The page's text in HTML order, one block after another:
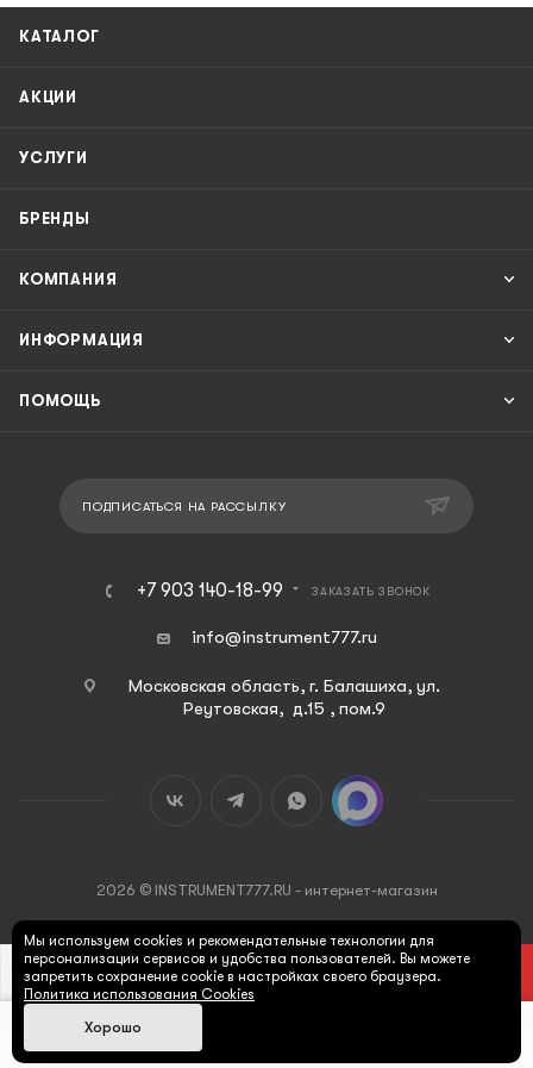
В КОРЗИНУ
КАТАЛОГ
АКЦИИ
УСЛУГИ
БРЕНДЫ
КОМПАНИЯ
ИНФОРМАЦИЯ
ПОМОЩЬ
ПОДПИСАТЬСЯ НА РАССЫЛКУ
+7 903 140-18-99 ЗАКАЗАТЬ ЗВОНОК
info@instrument777.ru
Московская область, г. Балашиха, ул.
Реутовская, д.15 , пом.9
2026 © INSTRUMENT777.RU - интернет-магазин
Мы используем cookies и рекомендательные технологии для
персонализации сервисов и удобства пользователей. Вы можете
запретить сохранение cookie в настройках своего браузера.
Политика использования Cookies
Хорошо
Главная Каталог Корзина